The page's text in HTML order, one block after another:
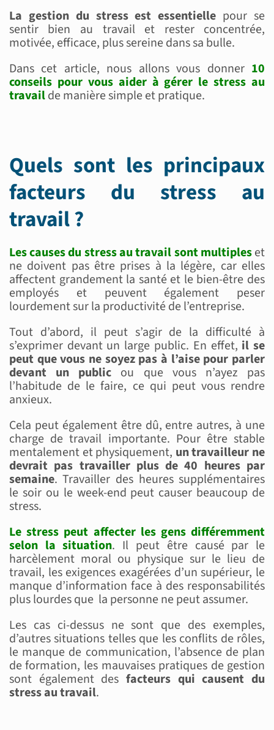
La gestion du stress est essentielle pour se
sentir bien au travail et rester concentrée,
motivée, efficace, plus sereine dans sa bulle.
Dans cet article, nous allons vous donner 10
conseils pour vous aider à gérer le stress au
travailde manière simple et pratique.
Quels sont les principaux
facteurs du stress au
travail ?
Les causes du stress au travail sont multipleset
ne doivent pas être prises à la légère, car elles
affectent grandement la santé et le bien-être des
employés et peuvent également peser
lourdement sur la productivité de l’entreprise.
Tout d’abord, il peut s’agir de la difficulté à
s’exprimer devant un large public. En effet, il se
peut que vous ne soyez pas à l’aise pour parler
devant un public ou que vous n’ayez pas
l’habitude de le faire, ce qui peut vous rendre
anxieux.
Cela peut également être dû, entre autres, à une
charge de travail importante. Pour être stable
mentalement et physiquement, un travailleur ne
devrait pas travailler plus de 40 heures par
semaine. Travailler des heures supplémentaires
le soir ou le week-end peut causer beaucoup de
stress.
Le stress peut affecter les gens différemment
selon la situation. Il peut être causé par le
harcèlement moral ou physique sur le lieu de
travail, les exigences exagérées d’un supérieur, le
manque d’information face à des responsabilités
plus lourdes que la personne ne peut assumer.
Les cas ci-dessus ne sont que des exemples,
d’autres situations telles que les conflits de rôles,
le manque de communication, l’absence de plan
de formation, les mauvaises pratiques de gestion
sont également des facteurs qui causent du
stress au travail.